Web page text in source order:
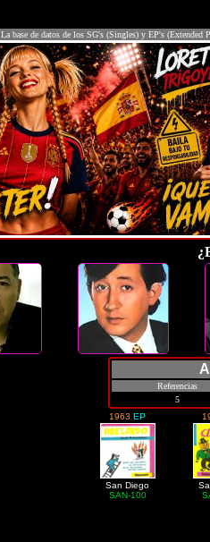
La base de datos de los SG's (Singles) y EP's (Extended
Referencias
5
1963EP
San Diego
SAN-100